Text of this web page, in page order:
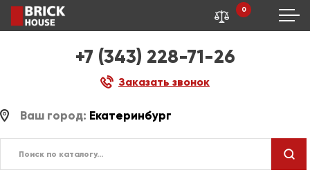
+7 (343) 228-71-26
Заказать звонок
0
Ваш город: Екатеринбург